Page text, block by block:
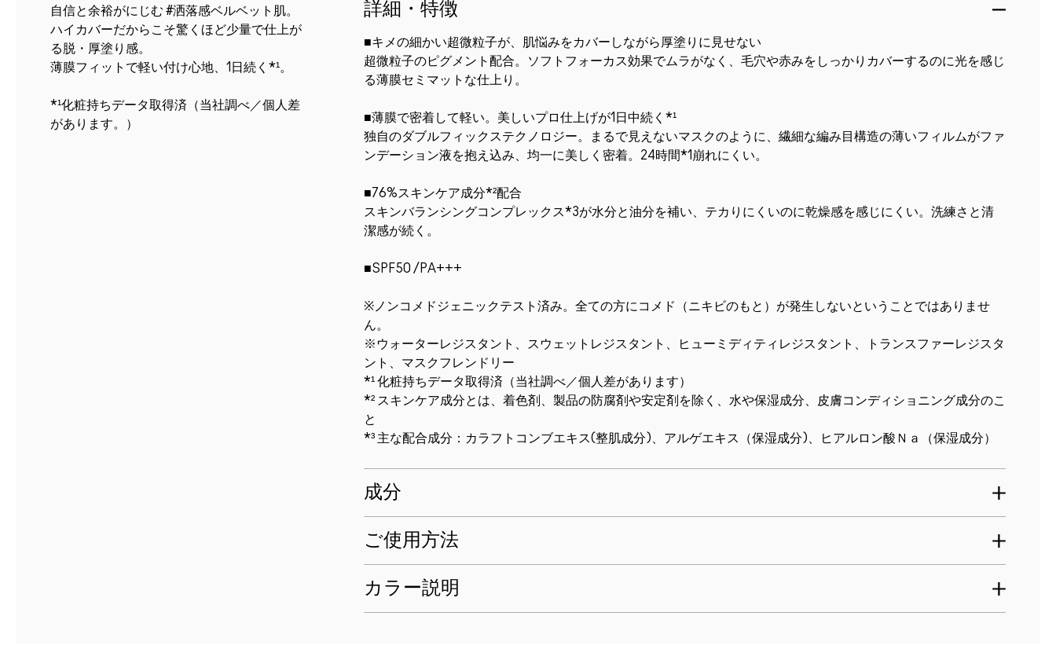
自信と余裕がにじむ #洒落感ベルベット肌。
ハイカバーだからこそ驚くほど少量で仕上が
る脱・厚塗り感。
薄膜フィットで軽い付け心地、1日続く*¹。
*¹化粧持ちデータ取得済（当社調べ／個人差
があります。）
詳細・特徴
■キメの細かい超微粒子が、肌悩みをカバーしながら厚塗りに見せない
超微粒子のピグメント配合。ソフトフォーカス効果でムラがなく、毛穴や赤みをしっかりカバーするのに光を感じ
る薄膜セミマットな仕上り。
■薄膜で密着して軽い。美しいプロ仕上げが1日中続く*¹
独自のダブルフィックステクノロジー。まるで見えないマスクのように、繊細な編み目構造の薄いフィルムがファ
ンデーション液を抱え込み、均一に美しく密着。24時間*1崩れにくい。
■76%スキンケア成分*²配合
スキンバランシングコンプレックス*3が水分と油分を補い、テカりにくいのに乾燥感を感じにくい。洗練さと清
潔感が続く。
■SPF50 /PA+++
※ノンコメドジェニックテスト済み。全ての方にコメド（ニキビのもと）が発生しないということではありませ
ん。
※ウォーターレジスタント、スウェットレジスタント、ヒューミディティレジスタント、トランスファーレジスタ
ント、マスクフレンドリー
*¹ 化粧持ちデータ取得済（当社調べ／個人差があります）
*² スキンケア成分とは、着色剤、製品の防腐剤や安定剤を除く、水や保湿成分、皮膚コンディショニング成分のこ
と
*³ 主な配合成分：カラフトコンブエキス(整肌成分)、アルゲエキス（保湿成分)、ヒアルロン酸Ｎａ（保湿成分）
成分
ご使用方法
カラー説明